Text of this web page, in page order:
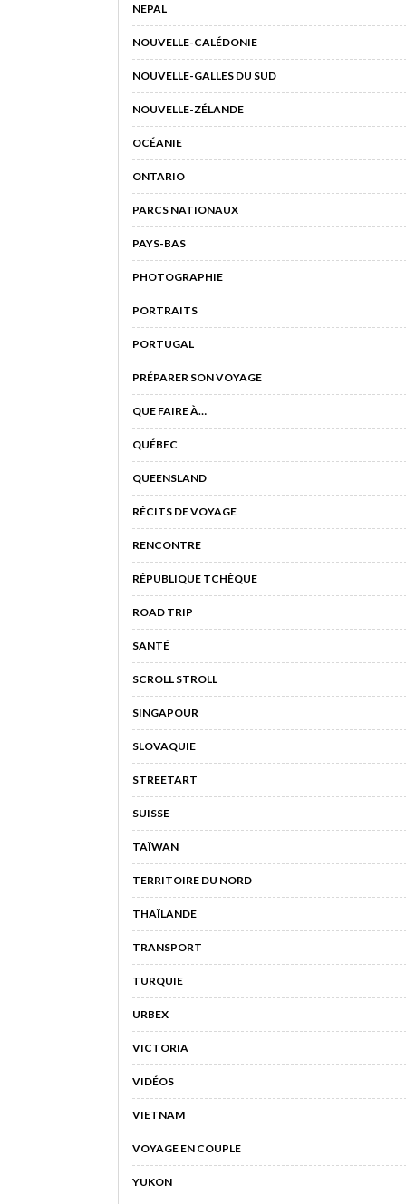
NEPAL
NOUVELLE-CALÉDONIE
NOUVELLE-GALLES DU SUD
NOUVELLE-ZÉLANDE
OCÉANIE
ONTARIO
PARCS NATIONAUX
PAYS-BAS
PHOTOGRAPHIE
PORTRAITS
PORTUGAL
PRÉPARER SON VOYAGE
QUE FAIRE À…
QUÉBEC
QUEENSLAND
RÉCITS DE VOYAGE
RENCONTRE
RÉPUBLIQUE TCHÈQUE
ROAD TRIP
SANTÉ
SCROLL STROLL
SINGAPOUR
SLOVAQUIE
STREETART
SUISSE
TAÏWAN
TERRITOIRE DU NORD
THAÏLANDE
TRANSPORT
TURQUIE
URBEX
VICTORIA
VIDÉOS
VIETNAM
VOYAGE EN COUPLE
YUKON